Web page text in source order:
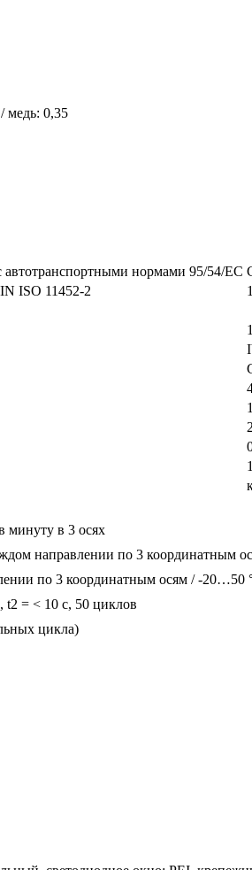
медь: 0,35
автотранспортными нормами 95/54/EC
ISO 11452-2
минуту в 3 осях
направлении по 3 координатным
по 3 координатным осям / -20…50
= < 10 с, 50 циклов
цикла)